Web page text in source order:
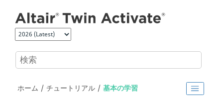
ホーム チュートリアル 基本の学習